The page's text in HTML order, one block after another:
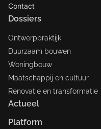
Contact
Dossiers
Ontwerppraktijk
Duurzaam bouwen
Woningbouw
Maatschappij en cultuur
Renovatie en transformatie
Actueel
Platform